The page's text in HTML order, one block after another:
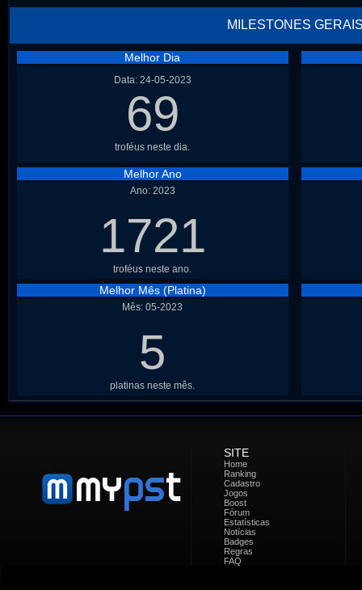
MILESTONES
Melhor Dia
Data: 24-05-2023
69
troféus neste dia.
Melhor Ano
Ano: 2023
1721
troféus neste ano.
Melhor Mês (Platina)
Mês: 05-2023
5
platinas neste mês.
SITE
Home
Ranking
Cadastro
Jogos
Boost
Fórum
Estatísticas
Notícias
Badges
Regras
FAQ